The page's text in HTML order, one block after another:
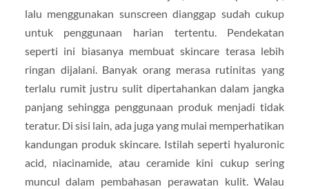
lalu menggunakan sunscreen dianggap sudah cukup
untuk penggunaan harian tertentu. Pendekatan
seperti ini biasanya membuat skincare terasa lebih
ringan dijalani. Banyak orang merasa rutinitas yang
terlalu rumit justru sulit dipertahankan dalam jangka
panjang sehingga penggunaan produk menjadi tidak
teratur. Di sisi lain, ada juga yang mulai memperhatikan
kandungan produk skincare. Istilah seperti hyaluronic
acid, niacinamide, atau ceramide kini cukup sering
muncul dalam pembahasan perawatan kulit. Walau